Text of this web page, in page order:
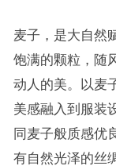
麦子，是大自然
饱满的颗粒，随
动人的美。以麦
美感融入到服装
同麦子般质感优
有自然光泽的丝